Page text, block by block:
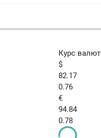
Курс валют
$
82.17
0.76
€
94.84
0.78